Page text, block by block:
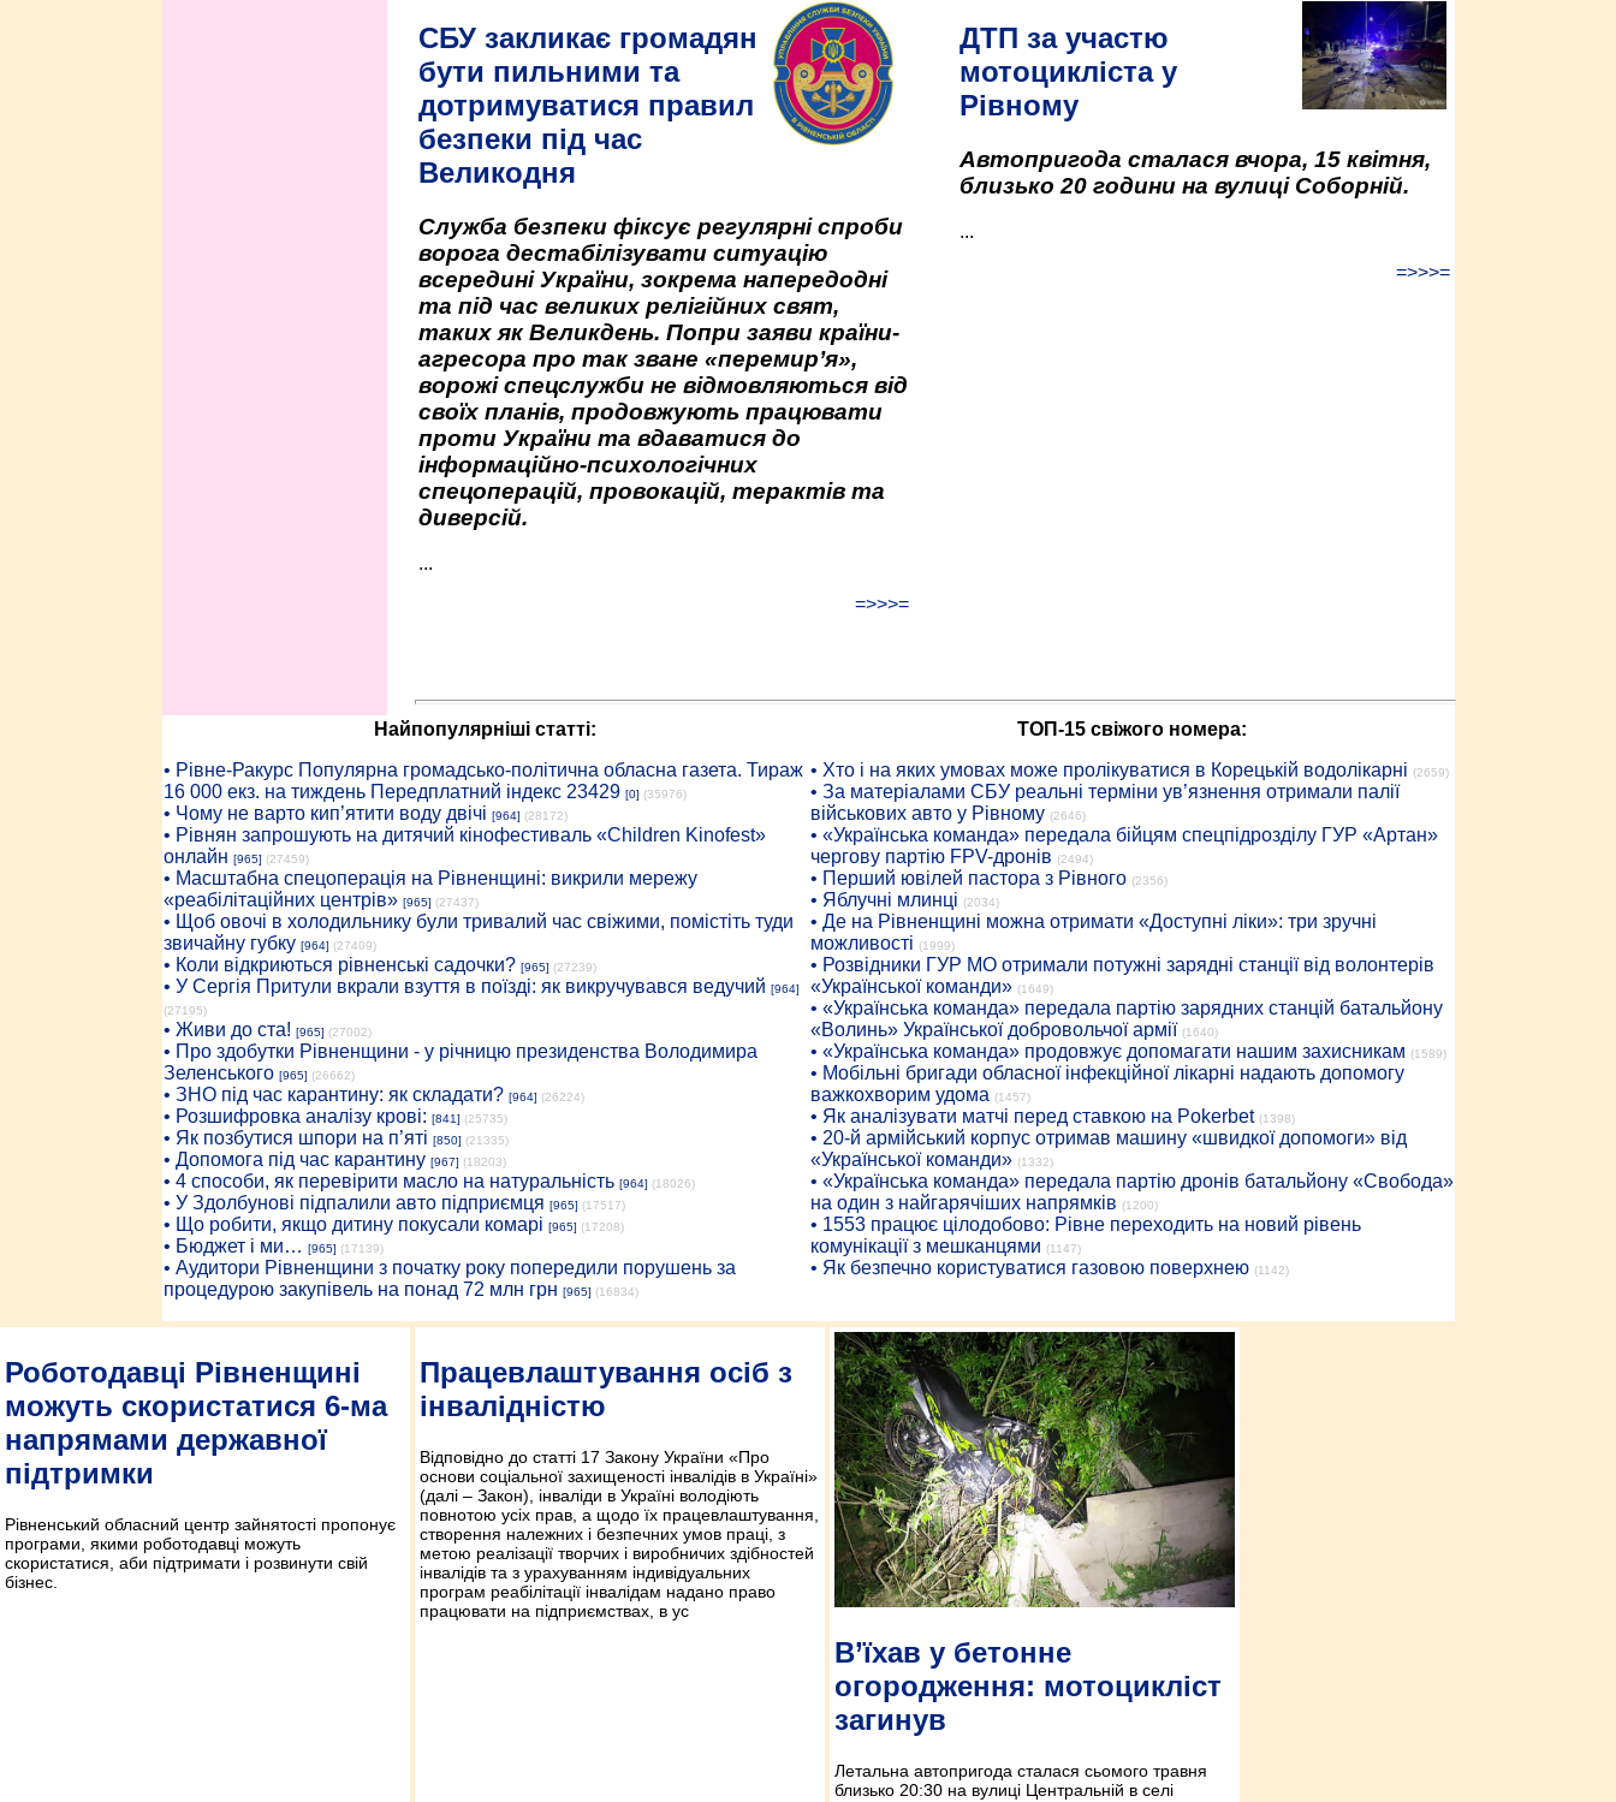
СБУ закликає громадян
бути пильними та
дотримуватися правил
безпеки під час
Великодня
Служба безпеки фіксує регулярні спроби
ворога дестабілізувати ситуацію
всередині України, зокрема напередодні
та під час великих релігійних свят,
таких як Великдень. Попри заяви країни-
агресора про так зване «перемир’я»,
ворожі спецслужби не відмовляються від
своїх планів, продовжують працювати
проти України та вдаватися до
інформаційно-психологічних
спецоперацій, провокацій, терактів та
диверсій.
...
=>>>=
ДТП за участю
мотоцикліста у
Рівному
Автопригода сталася вчора, 15 квітня,
близько 20 години на вулиці Соборній.
...
=>>>=
Найпопулярніші статті:
• Рiвне-Ракурс Популярна громадсько-політична обласна газета. Тираж
16 000 екз. на тиждень Передплатний індекс 23429 [0] (35976)
• Чому не варто кип’ятити воду двічі [964] (28172)
• Рівнян запрошують на дитячий кінофестиваль «Children Kinofest»
онлайн [965] (27459)
• Масштабна спецоперація на Рівненщині: викрили мережу
«реабілітаційних центрів» [965] (27437)
• Щоб овочі в холодильнику були тривалий час свіжими, помістіть туди
звичайну губку [964] (27409)
• Коли відкриються рівненські садочки? [965] (27239)
• У Сергія Притули вкрали взуття в поїзді: як викручувався ведучий [964]
(27195)
• Живи до ста! [965] (27002)
• Про здобутки Рівненщини - у річницю президенства Володимира
Зеленського [965] (26662)
• ЗНО під час карантину: як складати? [964] (26224)
• Розшифровка аналізу крові: [841] (25735)
• Як позбутися шпори на п’яті [850] (21335)
• Допомога під час карантину [967] (18203)
• 4 способи, як перевірити масло на натуральність [964] (18026)
• У Здолбунові підпалили авто підприємця [965] (17517)
• Що робити, якщо дитину покусали комарі [965] (17208)
• Бюджет і ми… [965] (17139)
• Аудитори Рівненщини з початку року попередили порушень за
процедурою закупівель на понад 72 млн грн [965] (16834)
ТОП-15 свіжого номера:
• Хто і на яких умовах може пролікуватися в Корецькій водолікарні (2659)
• За матеріалами СБУ реальні терміни ув’язнення отримали палії
військових авто у Рівному (2646)
• «Українська команда» передала бійцям спецпідрозділу ГУР «Артан»
чергову партію FPV-дронів (2494)
• Перший ювілей пастора з Рівного (2356)
• Яблучні млинці (2034)
• Де на Рівненщині можна отримати «Доступні ліки»: три зручні
можливості (1999)
• Розвідники ГУР МО отримали потужні зарядні станції від волонтерів
«Української команди» (1649)
• «Українська команда» передала партію зарядних станцій батальйону
«Волинь» Української добровольчої армії (1640)
• «Українська команда» продовжує допомагати нашим захисникам (1589)
• Мобільні бригади обласної інфекційної лікарні надають допомогу
важкохворим удома (1457)
• Як аналізувати матчі перед ставкою на Pokerbet (1398)
• 20-й армійський корпус отримав машину «швидкої допомоги» від
«Української команди» (1332)
• «Українська команда» передала партію дронів батальйону «Свобода»
на один з найгарячіших напрямків (1200)
• 1553 працює цілодобово: Рівне переходить на новий рівень
комунікації з мешканцями (1147)
• Як безпечно користуватися газовою поверхнею (1142)
Роботодавці Рівненщині
можуть скористатися 6-ма
напрямами державної
підтримки
Рівненський обласний центр зайнятості пропонує
програми, якими роботодавці можуть
скористатися, аби підтримати і розвинути свій
бізнес.
Працевлаштування осіб з
інвалідністю
Відповідно до статті 17 Закону України «Про
основи соціальної захищеності інвалідів в Україні»
(далі – Закон), інваліди в Україні володіють
повнотою усіх прав, а щодо їх працевлаштування,
створення належних і безпечних умов праці, з
метою реалізації творчих і виробничих здібностей
інвалідів та з урахуванням індивідуальних
програм реабілітації інвалідам надано право
працювати на підприємствах, в ус
В’їхав у бетонне
огородження: мотоцикліст
загинув
Летальна автопригода сталася сьомого травня
близько 20:30 на вулиці Центральній в селі